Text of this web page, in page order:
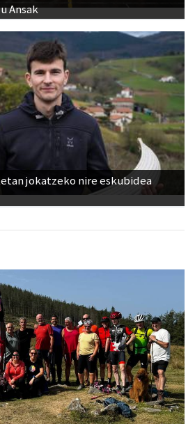
Ansak
jokatzeko nire eskubidea